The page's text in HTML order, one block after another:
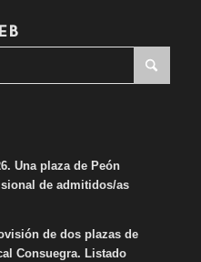
Una plaza de Peón
de admitidos/as
de dos plazas de
Consuegra. Listado